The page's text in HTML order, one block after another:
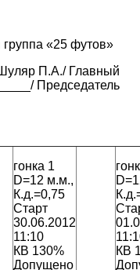
«25 футов»
П.А./ Главный
Председатель
гонка 1
D=12 м.м.,
К.д.=0,75
Старт
30.06.2012
11:10
КВ 130%
Допущено
КВ